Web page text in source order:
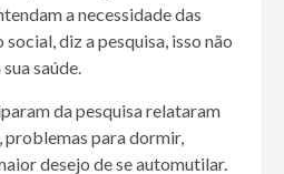
a necessidade das
diz a pesquisa, isso não
saúde.
da pesquisa relataram
problemas para dormir,
desejo de se automutilar.